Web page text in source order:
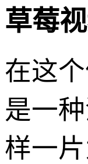
草莓
在这
是一
样一